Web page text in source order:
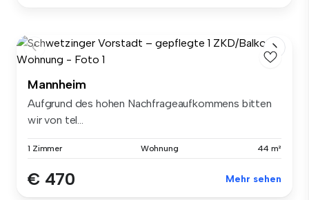
Mannheim
Aufgrund des hohen Nachfrageaufkommens bitten
wir von tel...
1 Zimmer Wohnung 44 m²
€ 470 Mehr sehen